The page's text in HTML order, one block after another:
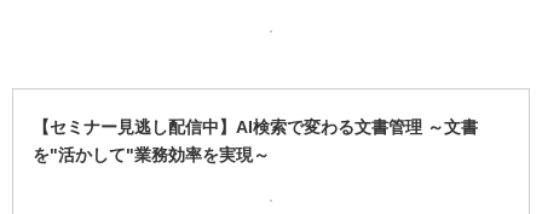
【セミナー見逃し配信中】AI検索で変わる文書管理 ～文書
を"活かして"業務効率を実現～